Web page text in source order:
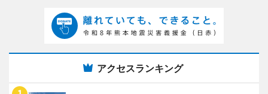
アクセスランキング